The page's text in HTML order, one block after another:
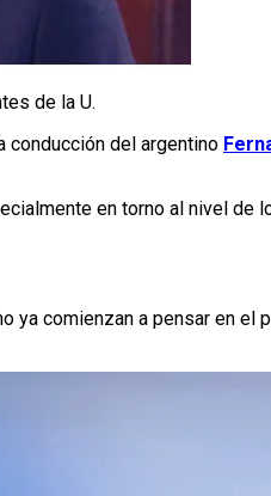
de la U.
conducción del argentino
en torno al nivel de
ya comienzan a pensar en el